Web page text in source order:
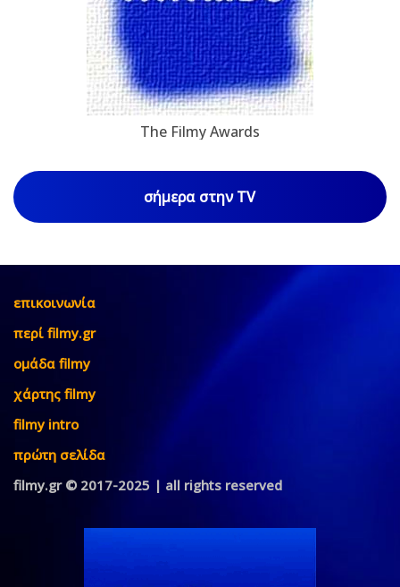
The Filmy Awards
σήμερα στην TV
επικοινωνία
περί filmy.gr
ομάδα filmy
χάρτης filmy
filmy intro
πρώτη σελίδα
filmy.gr © 2017-2025 | all rights reserved